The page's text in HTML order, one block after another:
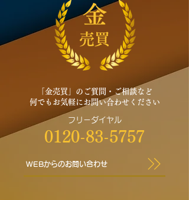
金
売買
「金売買」の ご質問・ご相談など
何でも お気軽にお問い合わせください
フリーダイヤル
0120-83-5757
WEBからのお問い合わせ